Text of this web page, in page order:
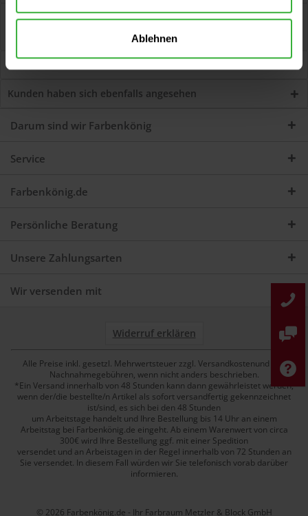
Ablehnen
Bewertungen
0
Jetzt Bewertungen zum Artikel lesen...
Kunden haben sich ebenfalls angesehen
Darum sind wir Farbenkönig
Service
Farbenkönig.de
Persönliche Beratung
Unsere Zahlungsarten
Wir versenden mit
Widerruf erklären
Alle Preise inkl. gesetzl. Mehrwertsteuer zzgl. Versandkostenund ggf.
Nachnahmegebühren, wenn nicht anders beschrieben.
*Ein Versand innerhalb von 48 Stunden kann dann gewährleistet werden,
wenn der/die bestellte/n Artikel als sofort versandfertig gekennzeichnet
ist/sind, es sich bei den 48 Stunden
um Arbeitstage handelt und Ihre Bestellung bis 14 Uhr an einem
Arbeitstag bei Farbenkönig.de eingeht. Ab einem Warenwert von circa
300€ wird Ihre Bestellung ggf. mit einer Spedition
versendet und an Arbeistagen in der Regel innerhalb von 72 Stunden an
Sie versendet. In diesem Fall würden wir Sie telefonisch vorab darüber
informieren.
© 2026 Farbenkönig.de - Ihr Farbraum Metzler & Block GmbH